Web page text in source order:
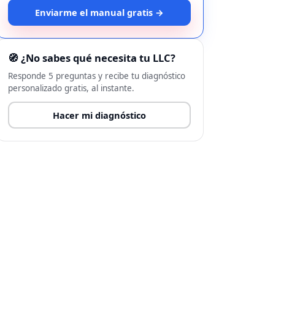
Enviarme el manual gratis →
🧭 ¿No sabes qué necesita tu LLC?
Responde 5 preguntas y recibe tu diagnóstico
personalizado gratis, al instante.
Hacer mi diagnóstico